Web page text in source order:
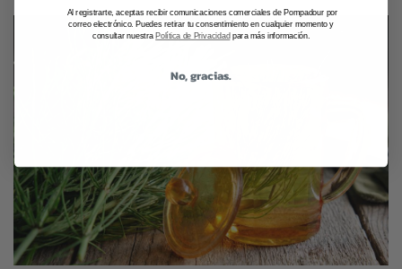
Al registrarte, aceptas recibir comunicaciones comerciales de Pompadour por
correo electrónico. Puedes retirar tu consentimiento en cualquier momento y
consultar nuestra Política de Privacidad para más información.
No, gracias.